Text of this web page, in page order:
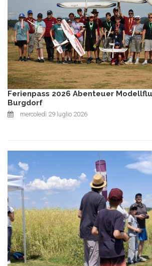
Ferienpass 2026 Abenteuer
Burgdorf
mercoledì 29 luglio 2026